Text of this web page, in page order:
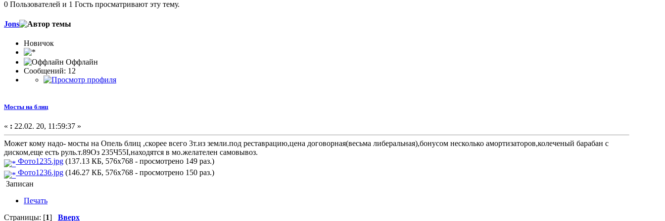
0 Пользователей и 1 Гость просматривают эту тему.
Jons
Новичок
Оффлайн
Сообщений: 12
Мосты на блиц
« : 22.02. 20, 11:59:37 »
Может кому надо- мосты на Опель блиц ,скорее всего 3т.из земли.под реставрацию,цена договорная(весьма либеральная),бонусом несколько амортизаторов,колеченый барабан с
диском,еще есть руль.т.89Оз 235Ч55I,находятся в мо.желателен самовывоз.
Фото1235.jpg (137.13 КБ, 576x768 - просмотрено 149 раз.)
Фото1236.jpg (146.27 КБ, 576x768 - просмотрено 150 раз.)
Записан
Печать
Страницы: [1] Вверх